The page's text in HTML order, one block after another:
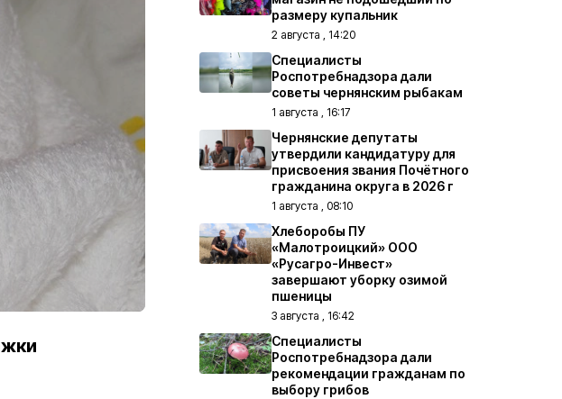
размеру купальник
2 августа , 14:20
Специалисты
Роспотребнадзора дали
советы чернянским рыбакам
1 августа , 16:17
Чернянские депутаты
утвердили кандидатуру для
присвоения звания Почётного
гражданина округа в 2026 г
1 августа , 08:10
Хлеборобы ПУ
«Малотроицкий» ООО
«Русагро-Инвест»
завершают уборку озимой
пшеницы
3 августа , 16:42
Специалисты
Роспотребнадзора дали
рекомендации гражданам по
выбору грибов